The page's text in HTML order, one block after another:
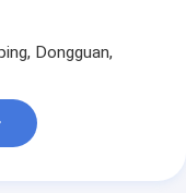
Dongguan,